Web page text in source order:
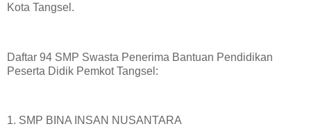
Kota Tangsel.
Daftar 94 SMP Swasta Penerima Bantuan Pendidikan
Peserta Didik Pemkot Tangsel:
1. SMP BINA INSAN NUSANTARA